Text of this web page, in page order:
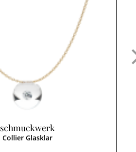
schmuckwerk
Collier Glasklar